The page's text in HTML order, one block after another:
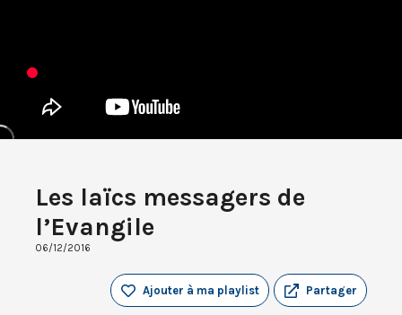
Les laïcs messagers de
l’Evangile
06/12/2016
Partager
Ajouter à ma playlist